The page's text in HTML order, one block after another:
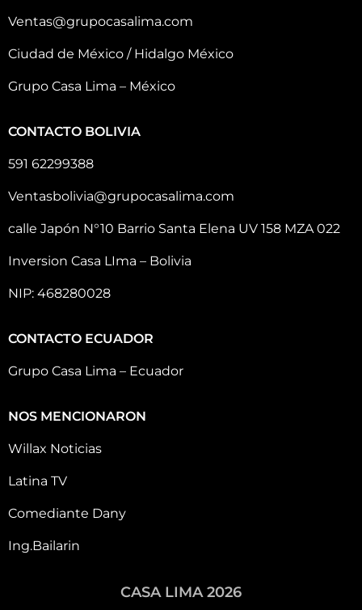
Ventas@grupocasalima.com
Ciudad de México / Hidalgo México
Grupo Casa Lima – México
CONTACTO BOLIVIA
591 62299388
Ventasbolivia@grupocasalima.com
calle Japón N°10 Barrio Santa Elena UV 158 MZA 022
Inversion Casa LIma – Bolivia
NIP: 468280028
CONTACTO ECUADOR
Grupo Casa Lima – Ecuador
NOS MENCIONARON
Willax Noticias
Latina TV
Comediante Dany
Ing.Bailarin
CASA LIMA 2026